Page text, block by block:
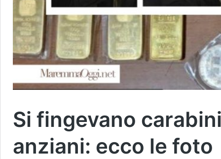
Si fingevano
anziani: ecco le foto